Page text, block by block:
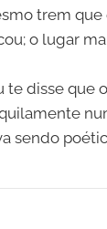
trem que
o lugar
te disse que
sendo